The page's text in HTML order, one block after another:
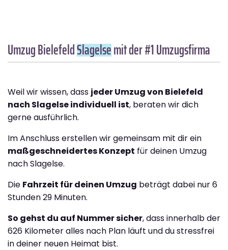
Umzug BielefeldSlagelsemit der #1 Umzugsfirma
Weil wir wissen, dass jeder Umzug von Bielefeld
nach Slagelse individuell ist, beraten wir dich
gerne ausführlich.
Im Anschluss erstellen wir gemeinsam mit dir ein
maßgeschneidertes Konzept für deinen Umzug
nach Slagelse.
Die Fahrzeit für deinen Umzug beträgt dabei nur 6
Stunden 29 Minuten.
So gehst du auf Nummer sicher, dass innerhalb der
626 Kilometer alles nach Plan läuft und du stressfrei
in deiner neuen Heimat bist.